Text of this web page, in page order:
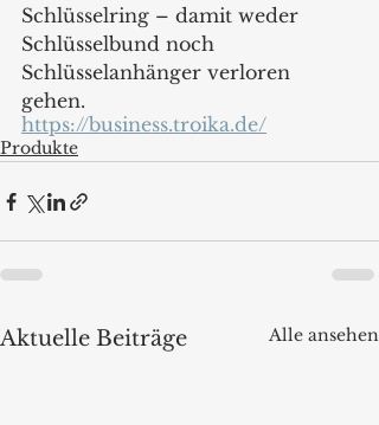
Schlüsselring – damit weder
Schlüsselbund noch
Schlüsselanhänger verloren
gehen.
https://business.troika.de/
Produkte
Aktuelle Beiträge Alle ansehen